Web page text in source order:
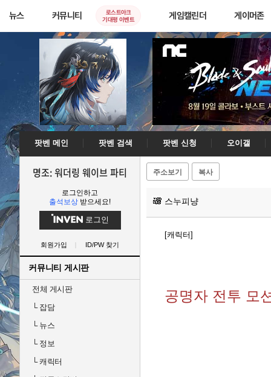
뉴스 커뮤니티
로스트아크
기대평 이벤트
게임캘린더 게이머존
팟벤 메인 팟벤 검색 팟벤 신청 오이갤
명조: 워더링 웨이브 파티
로그인하고
출석보상 받으세요!
로그인
회원가입 ID/PW 찾기
커뮤니티 게시판
전체 게시판
└잡담
└뉴스
└정보
└캐릭터
주소보기 복사
스누피냥
[캐릭터]
공명자 전투 모